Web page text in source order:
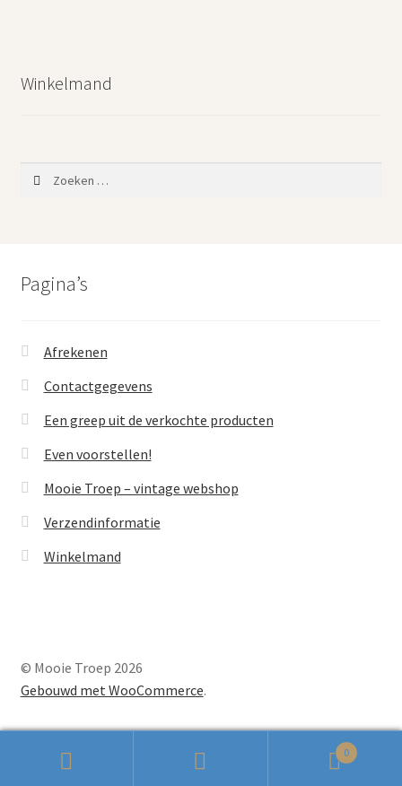
Winkelmand
Pagina’s
Afrekenen
Contactgegevens
Een greep uit de verkochte producten
Even voorstellen!
Mooie Troep – vintage webshop
Verzendinformatie
Winkelmand
© Mooie Troep 2026
Gebouwd met WooCommerce.
0